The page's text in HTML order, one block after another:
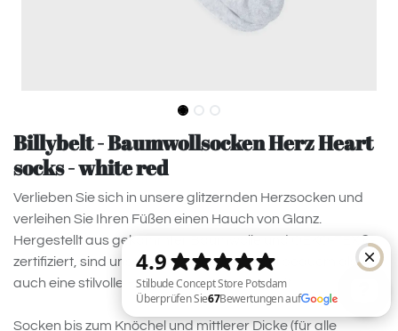
Billybelt - Baumwollsocken Herz Heart
socks - white red
Verlieben Sie sich in unsere glitzernden Herzsocken und
verleihen Sie Ihren Füßen einen Hauch von Glanz.
Hergestellt aus gekämmter Baumwolle und OEKO-TEX®-
zertifiziert, sind unsere Herzsocken sowohl bequem als
auch eine stilvolle Ergänzung zu Ihrem Outfit.
Socken bis zum Knöchel und mittlerer Dicke (für alle